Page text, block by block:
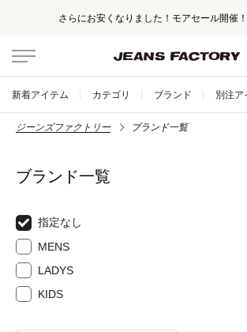
さらにお安くなりました！モアセール開催！
新着アイテム カテゴリ ブランド 別注ア
ジーンズファクトリー ブランド一覧
ブランド一覧
指定なし
MENS
LADYS
KIDS